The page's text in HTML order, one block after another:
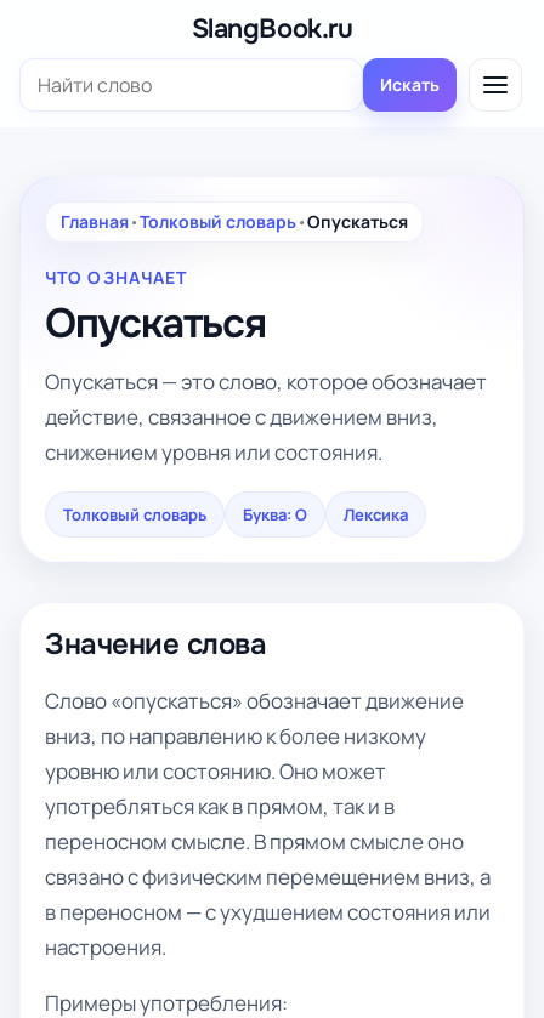
содержимому
SlangBook.ru
Поиск: Искать
Главная•Толковый словарь•Опускаться
ЧТО ОЗНАЧАЕТ
Опускаться
Опускаться — это слово, которое обозначает
действие, связанное с движением вниз,
снижением уровня или состояния.
Толковый словарь Буква: О Лексика
Значение слова
Слово «опускаться» обозначает движение
вниз, по направлению к более низкому
уровню или состоянию. Оно может
употребляться как в прямом, так и в
переносном смысле. В прямом смысле оно
связано с физическим перемещением вниз, а
в переносном — с ухудшением состояния или
настроения.
Примеры употребления: